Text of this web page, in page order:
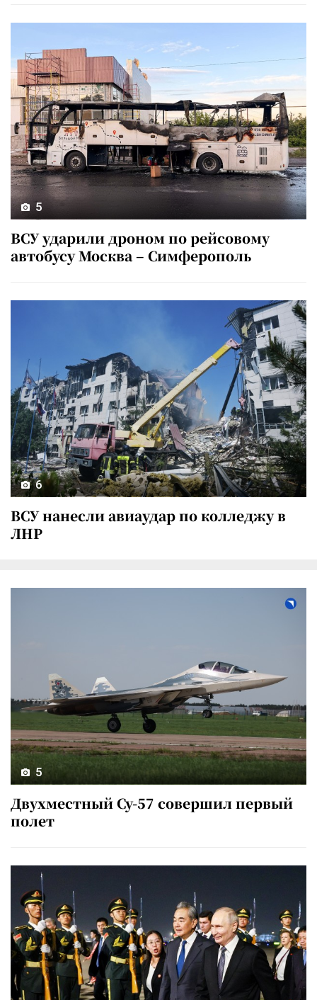
5
ВСУ ударили дроном по рейсовому
автобусу Москва – Симферополь
6
ВСУ нанесли авиаудар по колледжу в
ЛНР
5
Двухместный Су-57 совершил первый
полет